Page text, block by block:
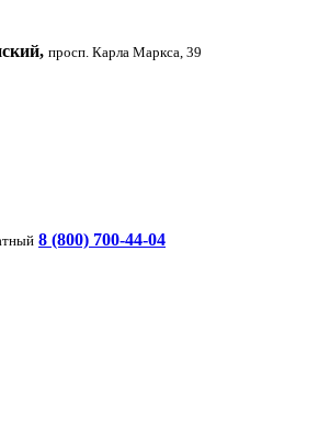
просп. Карла Маркса, 39
8 (800) 700-44-04